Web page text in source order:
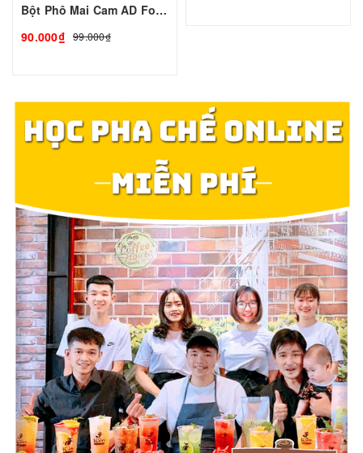
Bột Phô Mai Cam AD Food
90.000₫ 99.000₫